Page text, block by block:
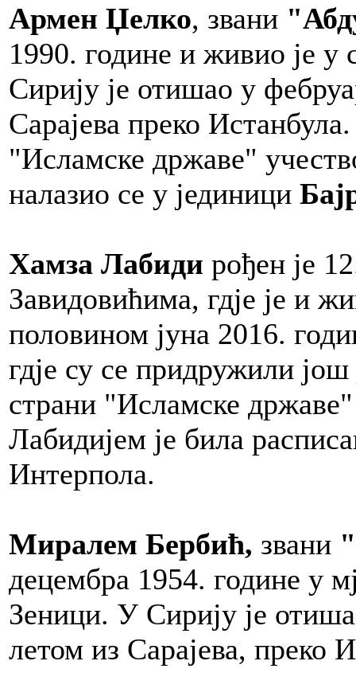
Армен Џелко, звани
1990. године и живио је у
Сирију је отишао у
Сарајева преко
"Исламске државе"
налазио се у јединици
Хамза Лабиди рођен је
Завидовићима, гдје је и
половином јуна 2016.
гдје су се придружили
страни "Исламске
Лабидијем је била
Интерпола.
Миралем Бербић, звани
децембра 1954. године у
Зеници. У Сирију је
летом из Сарајева, преко